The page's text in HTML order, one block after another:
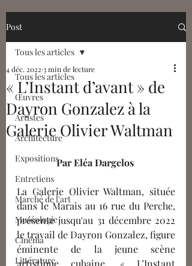
Post
Tous les articles
Œuvres
Artistes
Architecture
Expositions
Entretiens
Marché de l'art
Muséologie
Cinéma
Littérature
Tous les articles
« L’Instant d’avant » de
Dayron Gonzalez à la
Galerie Olivier Waltman
4 déc. 2022 3 min de lecture
Par Eléa Dargelos
La Galerie Olivier Waltman, située
dans le Marais au 16 rue du Perche,
présente jusqu'au 31 décembre 2022
le travail de Dayron Gonzalez, figure
éminente de la jeune scène
artistique cubaine. « L’Instant